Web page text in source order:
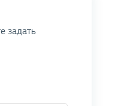
задать